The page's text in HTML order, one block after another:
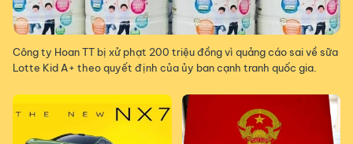
Công ty Hoan TT bị xử phạt 200 triệu đồng vì quảng cáo sai về sữa
Lotte Kid A+ theo quyết định của ủy ban cạnh tranh quốc gia.